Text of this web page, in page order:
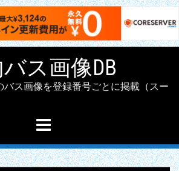
ス画像DB
バス画像を登録番号ごとに掲載（スー